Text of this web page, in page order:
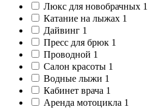
Люкс для новобрачных 1
Катание на лыжах 1
Дайвинг 1
Пресс для брюк 1
Проводной 1
Салон красоты 1
Водные лыжи 1
Кабинет врача 1
Аренда мотоцикла 1